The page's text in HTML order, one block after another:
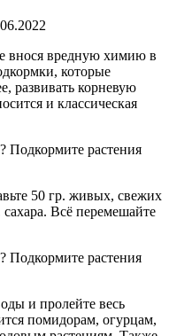
внося вредную химию в
которые
развивать корневую
и классическая
50 гр. живых, свежих
Всё перемешайте
и пролейте весь
помидорам, огурцам,